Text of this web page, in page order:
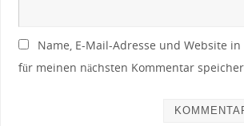
Name, E-Mail-Adresse und Website
für meinen nächsten Kommentar